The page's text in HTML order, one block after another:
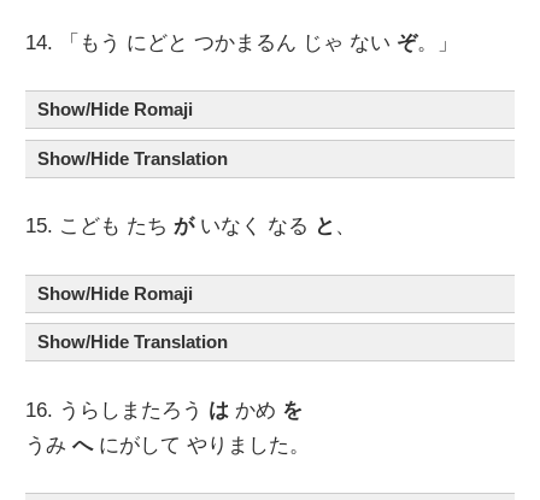
14. 「もう にどと つかまるん じゃ ない ぞ。」
Show/Hide Romaji
Show/Hide Translation
15. こども たちがいなく なる と 、
Show/Hide Romaji
Show/Hide Translation
16. うらしまたろう は かめ を
うみへにがして やりました。